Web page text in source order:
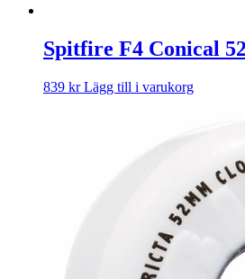
Spitfire F4 Conical
839 kr Lägg till i varukorg